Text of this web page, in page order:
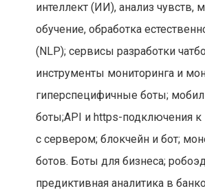
интеллект (ИИ), анализ чувств,
обучение, обработка
(NLP); сервисы разработки
инструменты мониторинга и
гиперспецифичные боты;
боты;API и https-подключения к
с сервером; блокчейн и бот;
ботов. Боты для бизнеса;
предиктивная аналитика в